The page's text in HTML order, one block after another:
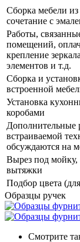
Сборка мебели
сочетание с
Работы,
помещений,
крепление
элементов и т.д.
Сборка и
встроенной
Установка
коробами
Дополнительные
встраиваемой
обсуждаются на
Вырез под мойку,
вытяжки
Подбор цвета
Образцы ручек
Смотрите